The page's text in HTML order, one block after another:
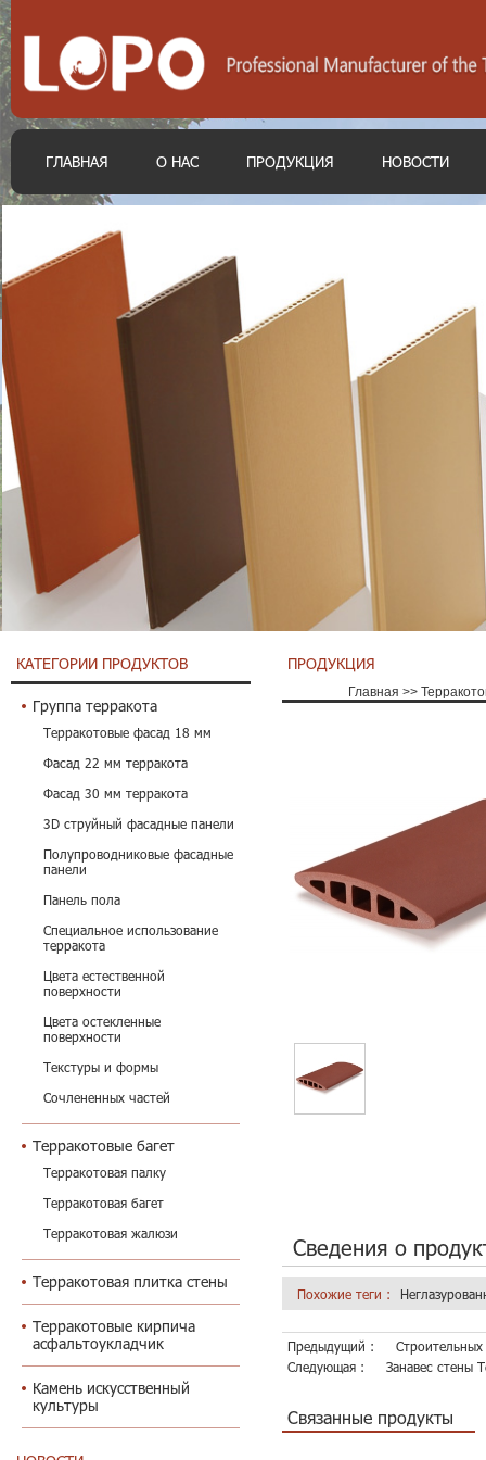
ГЛАВНАЯ О НАС ПРОДУКЦИЯ НОВОСТИ
КАТЕГОРИИ ПРОДУКТОВ
Группа терракота
Терракотовые фасад 18 мм
Фасад 22 мм терракота
Фасад 30 мм терракота
3D струйный фасадные панели
Полупроводниковые фасадные
панели
Панель пола
Специальное использование
терракота
Цвета естественной
поверхности
Цвета остекленные
поверхности
Текстуры и формы
Сочлененных частей
Терракотовые багет
Терракотовая палку
Терракотовая багет
Терракотовая жалюзи
Терракотовая плитка стены
Терракотовые кирпича
асфальтоукладчик
Камень искусственный
культуры
ПРОДУКЦИЯ
Главная >>
Сведения о
Похожие теги :
Предыдущий :
Следующая :
Занавес стены
Связанные продукты